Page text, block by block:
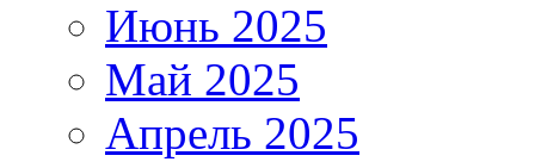
Июнь 2025
Май 2025
Апрель 2025